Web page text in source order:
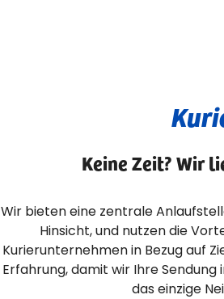
Keine Zeit? Wir
Wir bieten eine zentrale
Hinsicht, und nutzen die
Kurierunternehmen in Bezug auf
Erfahrung, damit wir Ihre
das einzige